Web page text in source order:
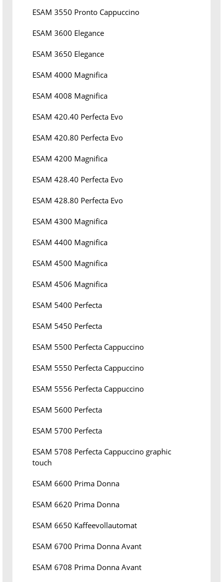
ESAM 3550 Pronto Cappuccino
ESAM 3600 Elegance
ESAM 3650 Elegance
ESAM 4000 Magnifica
ESAM 4008 Magnifica
ESAM 420.40 Perfecta Evo
ESAM 420.80 Perfecta Evo
ESAM 4200 Magnifica
ESAM 428.40 Perfecta Evo
ESAM 428.80 Perfecta Evo
ESAM 4300 Magnifica
ESAM 4400 Magnifica
ESAM 4500 Magnifica
ESAM 4506 Magnifica
ESAM 5400 Perfecta
ESAM 5450 Perfecta
ESAM 5500 Perfecta Cappuccino
ESAM 5550 Perfecta Cappuccino
ESAM 5556 Perfecta Cappuccino
ESAM 5600 Perfecta
ESAM 5700 Perfecta
ESAM 5708 Perfecta Cappuccino graphic
touch
ESAM 6600 Prima Donna
ESAM 6620 Prima Donna
ESAM 6650 Kaffeevollautomat
ESAM 6700 Prima Donna Avant
ESAM 6708 Prima Donna Avant